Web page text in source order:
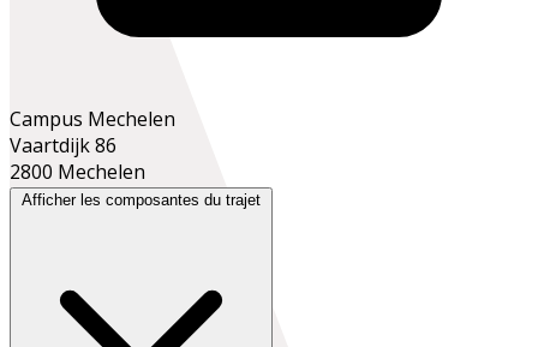
Campus Mechelen
Vaartdijk 86
2800 Mechelen
Afficher les composantes du trajet